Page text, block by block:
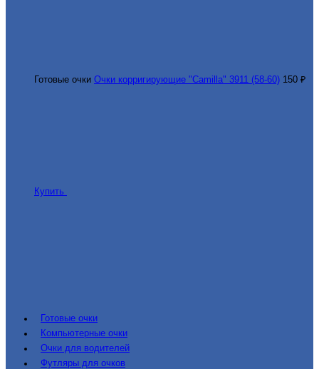
Готовые очки Очки корригирующие "Camilla" 3911 (58-60) 150 ₽
Купить
Готовые очки
Компьютерные очки
Очки для водителей
Футляры для очков